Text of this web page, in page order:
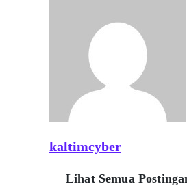
kaltimcyber
Lihat Semua